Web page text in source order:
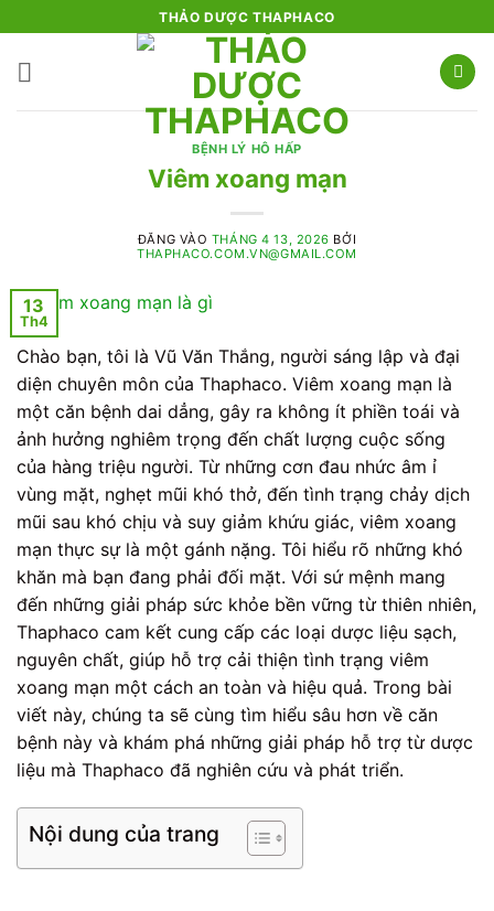
qua
nội
THẢO DƯỢC THAPHACO
BỆNH LÝ HÔ HẤP
Viêm xoang mạn
ĐĂNG VÀO THÁNG 4 13, 2026 BỞI
THAPHACO.COM.VN@GMAIL.COM
13
Th4
Chào bạn, tôi là Vũ Văn Thắng, người sáng lập và đại
diện chuyên môn của Thaphaco. Viêm xoang mạn là
một căn bệnh dai dẳng, gây ra không ít phiền toái và
ảnh hưởng nghiêm trọng đến chất lượng cuộc sống
của hàng triệu người. Từ những cơn đau nhức âm ỉ
vùng mặt, nghẹt mũi khó thở, đến tình trạng chảy dịch
mũi sau khó chịu và suy giảm khứu giác, viêm xoang
mạn thực sự là một gánh nặng. Tôi hiểu rõ những khó
khăn mà bạn đang phải đối mặt. Với sứ mệnh mang
đến những giải pháp sức khỏe bền vững từ thiên nhiên,
Thaphaco cam kết cung cấp các loại dược liệu sạch,
nguyên chất, giúp hỗ trợ cải thiện tình trạng viêm
xoang mạn một cách an toàn và hiệu quả. Trong bài
viết này, chúng ta sẽ cùng tìm hiểu sâu hơn về căn
bệnh này và khám phá những giải pháp hỗ trợ từ dược
liệu mà Thaphaco đã nghiên cứu và phát triển.
Nội dung của trang